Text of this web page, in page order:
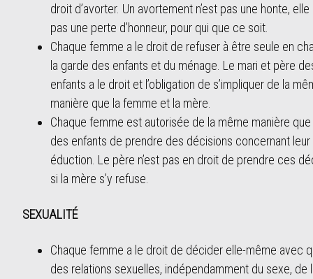
droit d’avorter. Un avortement n’est pas une honte, elle
pas une perte d’honneur, pour qui que ce soit.
Chaque femme a le droit de refuser à être seule en
la garde des enfants et du ménage. Le mari et père
enfants a le droit et l’obligation de s’impliquer de la
manière que la femme et la mère.
Chaque femme est autorisée de la même manière
des enfants de prendre des décisions concernant leur
éduction. Le père n’est pas en droit de prendre ces
si la mère s’y refuse.
SEXUALITÉ
Chaque femme a le droit de décider elle-même avec
des relations sexuelles, indépendamment du sexe, de